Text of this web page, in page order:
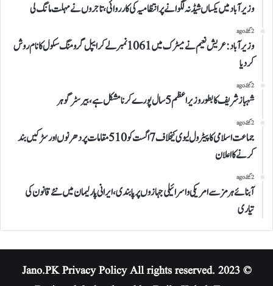
وزیرآباد میں یکساں شیڈ نہ لگوانے پر انتظامیہ کی کارروائی،تاجروں نے مہلت مانگ لی
2 گھنٹے ago
وزیرآباد:عریش نعیم نے میٹرک میں 1061نمبرلے کر ایپل گرومنگ سکول کا نام روش
کردیا
2 گھنٹے ago
شہباز شریف کا بطور وزیراعظم 5 سال پورے کرنا مشکل ہے،بیرسٹر گوہر
2 گھنٹے ago
جماعت اسلامی کا پیٹرول لیوی کیخلاف 7 اگست کو 510 مقامات پر دھرنوں اور سڑکیں بند
کرنے کا اعلان
2 گھنٹے ago
آبنائے ہرمز سے امریکی و اسرائیلی جہازوں پر پابندی،ایرانی پارلیمان میں نئے قانون کی
تیاری
© 2023 Jano.PK
Privacy PolicyAll rights reserved.